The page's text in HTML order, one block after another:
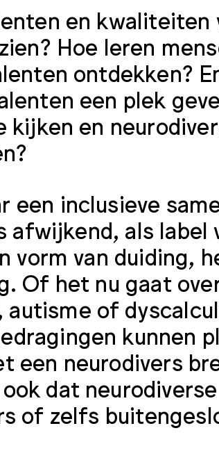
en kwaliteiten
Hoe leren
ontdekken?
een plek
kijken en
een inclusieve
afwijkend, als label
vorm van duiding,
Of het nu gaat
autisme of
kunnen
een neurodivers
dat
of zelfs